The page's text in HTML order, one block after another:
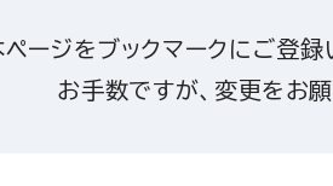
ページをブックマークにご登
お手数ですが、変更をお願